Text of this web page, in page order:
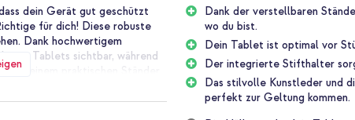
dein Gerät gut geschützt
für dich! Diese robuste
Dank hochwertigem
Tablets sichtbar, während
mit einem praktischen Ständer
Dank der verstellbaren
wo du bist.
Dein Tablet ist optimal vor
Der integrierte Stifthalter
Das stilvolle Kunstleder und
perfekt zur Geltung kommen.